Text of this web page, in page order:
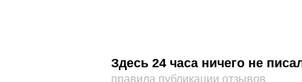
Здесь 24 часа ничего не
правила публикации отзывов